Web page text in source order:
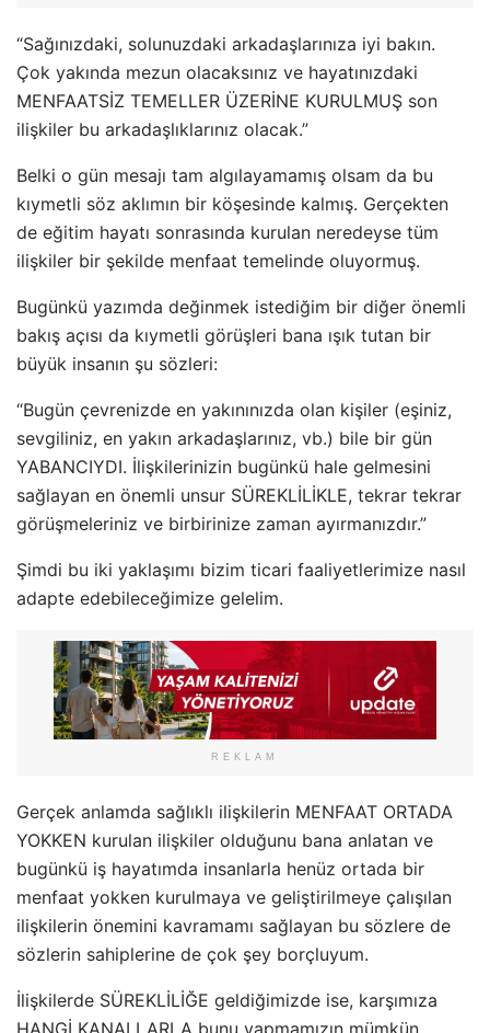
“Sağınızdaki, solunuzdaki arkadaşlarınıza iyi bakın.
Çok yakında mezun olacaksınız ve hayatınızdaki
MENFAATSİZ TEMELLER ÜZERİNE KURULMUŞ son
ilişkiler bu arkadaşlıklarınız olacak.”
Belki o gün mesajı tam algılayamamış olsam da bu
kıymetli söz aklımın bir köşesinde kalmış. Gerçekten
de eğitim hayatı sonrasında kurulan neredeyse tüm
ilişkiler bir şekilde menfaat temelinde oluyormuş.
Bugünkü yazımda değinmek istediğim bir diğer önemli
bakış açısı da kıymetli görüşleri bana ışık tutan bir
büyük insanın şu sözleri:
“Bugün çevrenizde en yakınınızda olan kişiler (eşiniz,
sevgiliniz, en yakın arkadaşlarınız, vb.) bile bir gün
YABANCIYDI. İlişkilerinizin bugünkü hale gelmesini
sağlayan en önemli unsur SÜREKLİLİKLE, tekrar tekrar
görüşmeleriniz ve birbirinize zaman ayırmanızdır.”
Şimdi bu iki yaklaşımı bizim ticari faaliyetlerimize nasıl
adapte edebileceğimize gelelim.
REKLAM
Gerçek anlamda sağlıklı ilişkilerin MENFAAT ORTADA
YOKKEN kurulan ilişkiler olduğunu bana anlatan ve
bugünkü iş hayatımda insanlarla henüz ortada bir
menfaat yokken kurulmaya ve geliştirilmeye çalışılan
ilişkilerin önemini kavramamı sağlayan bu sözlere de
sözlerin sahiplerine de çok şey borçluyum.
İlişkilerde SÜREKLİLİĞE geldiğimizde ise, karşımıza